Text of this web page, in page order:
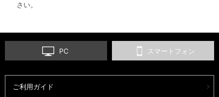
さい。
PC スマートフォン
ご利用ガイド